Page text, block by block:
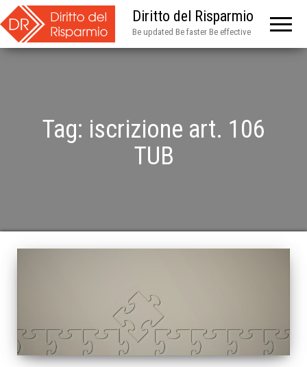
Diritto del Risparmio
Be updated Be faster Be effective
Tag: iscrizione art. 106
TUB